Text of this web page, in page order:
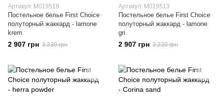
Артикул: M019519
Постельное белье First Choice
полуторный жаккард - lamone
krem
2 907 грн 3 230 грн
Артикул: M019513
Постельное белье First Choice
полуторный жаккард - lamone
gri
2 907 грн 3 230 грн